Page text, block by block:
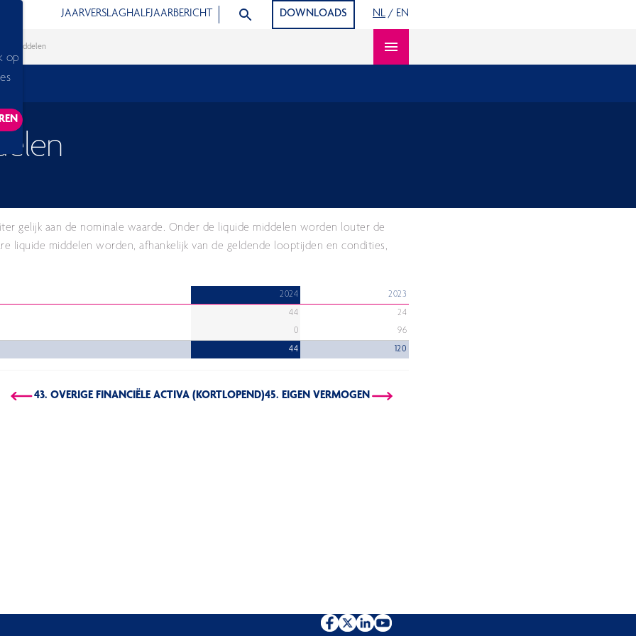
op
SCRIPTS, THIS WILL RELOAD THE PAGE.
JAARVERSLAGHALFJAARBERICHT ZOEK ARTIKELENDOWNLOADS NL / EN
middelen
Open content navigation
gelijk aan de nominale waarde. Onder de liquide middelen worden louter de
liquide middelen worden, afhankelijk van de geldende looptijden en condities,
2024
2023
44
24
0
96
44 120
45. EIGEN VERMOGEN
43. OVERIGE FINANCIËLE ACTIVA (KORTLOPEND)